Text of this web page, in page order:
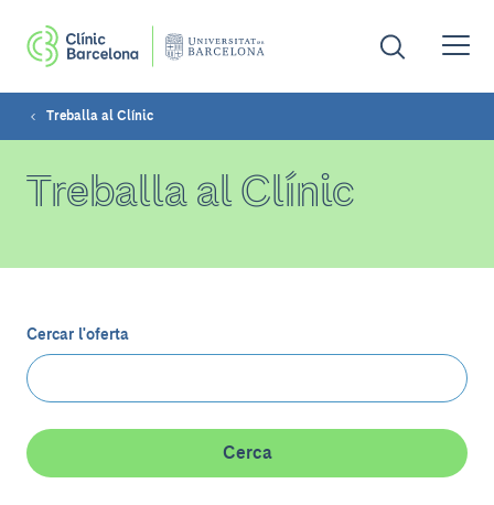
Treballa al Clínic
Treballa al Clínic
Cercar l'oferta
Cerca